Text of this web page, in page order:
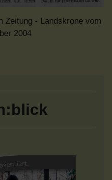
Zeitung - Landskrone vom
2004